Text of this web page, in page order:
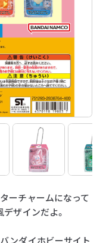
ーチャームになって
ザインだよ。
ンダイホビーサイト